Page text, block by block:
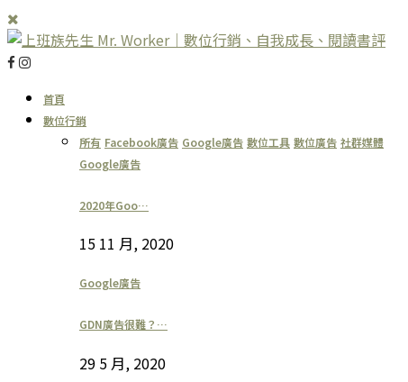
首頁
數位行銷
所有 Facebook廣告 Google廣告 數位工具 數位廣告 社群媒體
Google廣告
2020年Goo…
15 11 月, 2020
Google廣告
GDN廣告很難？…
29 5 月, 2020